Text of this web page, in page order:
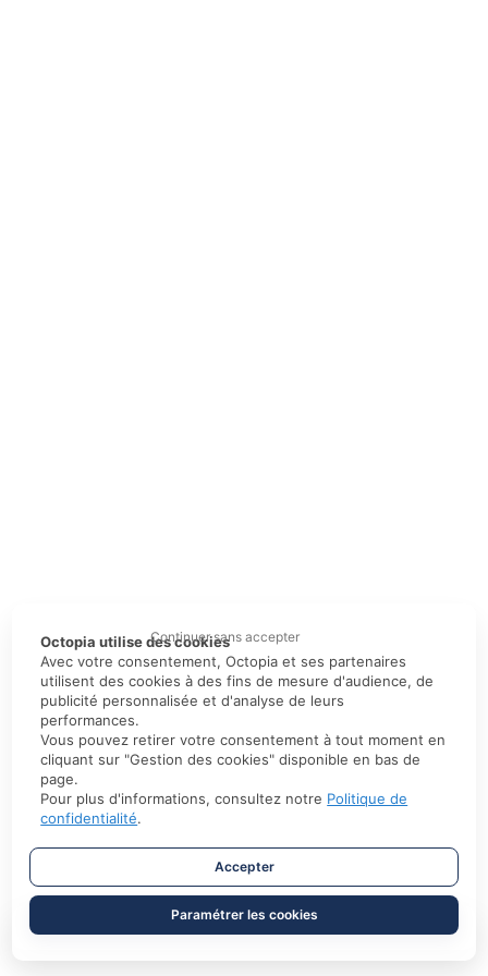
Octopia utilise des cookies
Avec votre consentement, Octopia et ses partenaires
utilisent des cookies à des fins de mesure d'audience, de
publicité personnalisée et d'analyse de leurs
performances.
Vous pouvez retirer votre consentement à tout moment en
cliquant sur "Gestion des cookies" disponible en bas de
page.
Pour plus d'informations, consultez notre Politique de
confidentialité.
Continuer sans accepter
Accepter
Paramétrer les cookies